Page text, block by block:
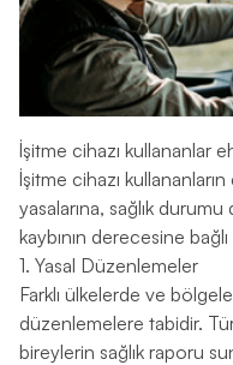
İşitme cihazı kullananlar
İşitme cihazı
yasalarına, sağlık
kaybının derecesine
1. Yasal Düzenlemeler
Farklı ülkelerde ve
düzenlemelere tabidir.
bireylerin sağlık raporu